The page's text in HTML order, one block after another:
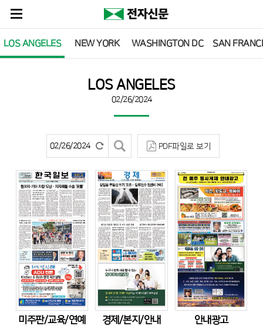
LOS ANGELES NEW YORK WASHINGTON DC SAN
LOS ANGELES
02/26/2024
PDF파일로 보기
미주판/교육/연예 경제/본지/안내 안내광고